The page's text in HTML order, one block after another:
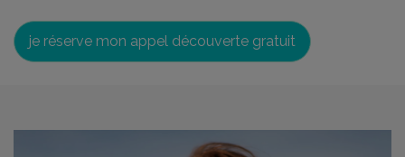
je réserve mon appel découverte gratuit